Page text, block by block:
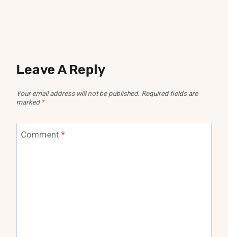
Leave A Reply
Your email address will not be published. Required fields are
marked *
Comment *